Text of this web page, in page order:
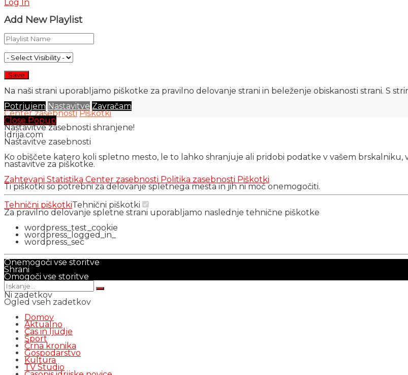
Log In
Add New Playlist
Na naši strani uporabljamo piškotke za pravilno delovanje strani in beleženje obiskanosti strani. S
Potrjujem Nastavitve Zavračam
Center zasebnosti Piškotki
Close Popup
Nastavitve zasebnosti shranjene!
Idrija.com
Nastavitve zasebnosti
Ko obiščete katero koli spletno mesto, le to lahko shranjuje ali pridobi podatke v vašem
nastavitve za piškotke.
Zahtevani Statistika Center zasebnosti Politika zasebnosti Piškotki
Ti piškotki so potrebni za delovanje spletnega mesta in jih ni moč onemogočiti.
Tehnični piškotkiTehnični piškotki
Za pravilno delovanje spletne strani uporabljamo naslednje tehnične piškotke
wordpress_test_cookie
wordpress_logged_in_
wordpress_sec
Onemogoči vse storitve
Shrani
Omogoči vse storitve
Ni zadetkov
Ogled vseh zadetkov
Domov
Aktualno
Čas in ljudje
Šport
Črna kronika
Gospodarstvo
Kultura
TV Studio